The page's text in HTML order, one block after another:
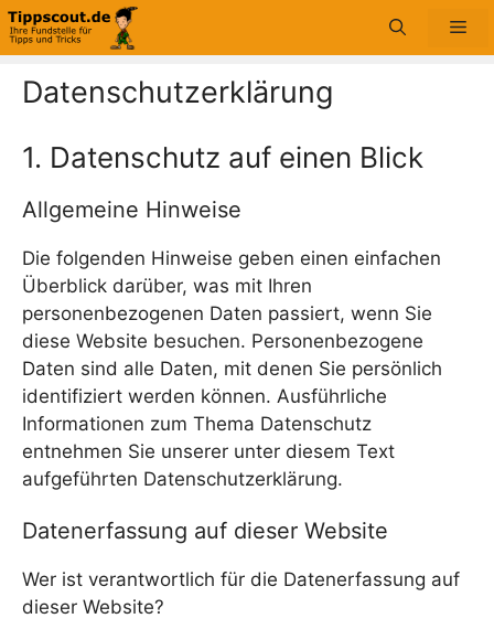
Zum
Inhalt
Datenschutzerklärung
1. Datenschutz auf einen Blick
Allgemeine Hinweise
Die folgenden Hinweise geben einen einfachen
Überblick darüber, was mit Ihren
personenbezogenen Daten passiert, wenn Sie
diese Website besuchen. Personenbezogene
Daten sind alle Daten, mit denen Sie persönlich
identifiziert werden können. Ausführliche
Informationen zum Thema Datenschutz
entnehmen Sie unserer unter diesem Text
aufgeführten Datenschutzerklärung.
Datenerfassung auf dieser Website
Wer ist verantwortlich für die Datenerfassung auf
dieser Website?